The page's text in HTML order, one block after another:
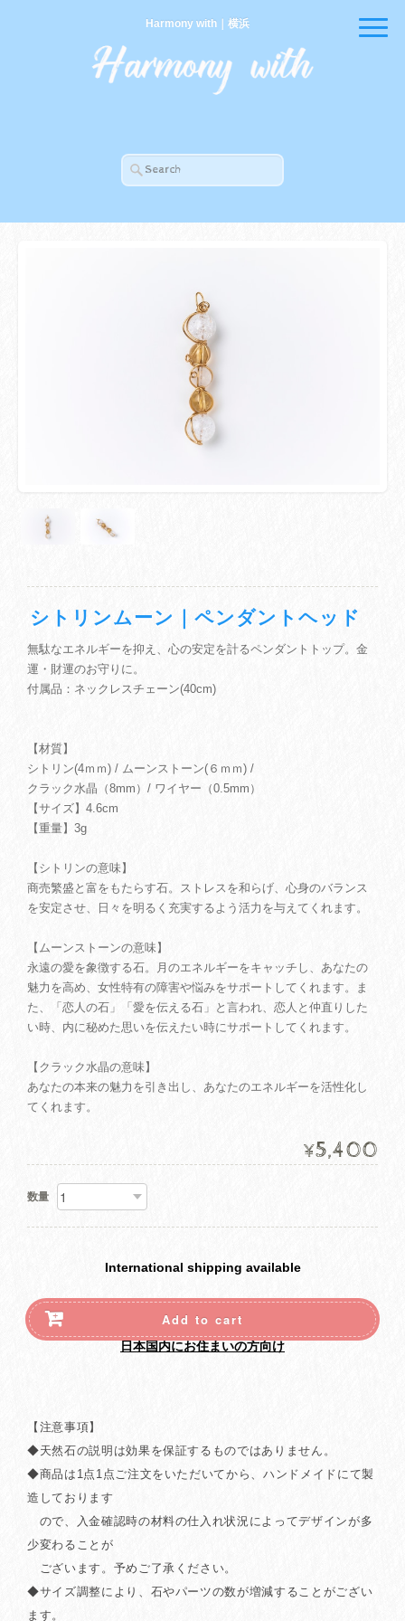
Harmony with｜横浜
シトリンムーン｜ペンダントヘッド
無駄なエネルギーを抑え、心の安定を計るペンダントトップ。金
運・財運のお守りに。
付属品：ネックレスチェーン(40cm)
【材質】
シトリン(4ｍｍ) / ムーンストーン(６ｍｍ) /
クラック水晶（8mm）/ ワイヤー（0.5mm）
【サイズ】4.6cm
【重量】3g
【シトリンの意味】
商売繁盛と富をもたらす石。ストレスを和らげ、心身のバランス
を安定させ、日々を明るく充実するよう活力を与えてくれます。
【ムーンストーンの意味】
永遠の愛を象徴する石。月のエネルギーをキャッチし、あなたの
魅力を高め、女性特有の障害や悩みをサポートしてくれます。ま
た、「恋人の石」「愛を伝える石」と言われ、恋人と仲直りした
い時、内に秘めた思いを伝えたい時にサポートしてくれます。
【クラック水晶の意味】
あなたの本来の魅力を引き出し、あなたのエネルギーを活性化し
てくれます。
¥5,400
数量
International shipping available
Add to cart
日本国内にお住まいの方向け
【注意事項】
◆天然石の説明は効果を保証するものではありません。
◆商品は1点1点ご注文をいただいてから、ハンドメイドにて製
造しております
ので、入金確認時の材料の仕入れ状況によってデザインが多
少変わることが
ございます。予めご了承ください。
◆サイズ調整により、石やパーツの数が増減することがござい
ます。